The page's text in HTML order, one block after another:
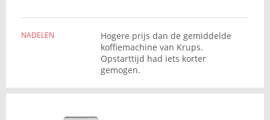
NADELEN
Hogere prijs dan de gemiddelde
koffiemachine van Krups.
Opstarttijd had iets korter
gemogen.